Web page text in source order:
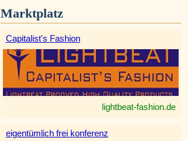
Marktplatz
Capitalist's Fashion
lightbeat-fashion.de
eigentümlich frei konferenz